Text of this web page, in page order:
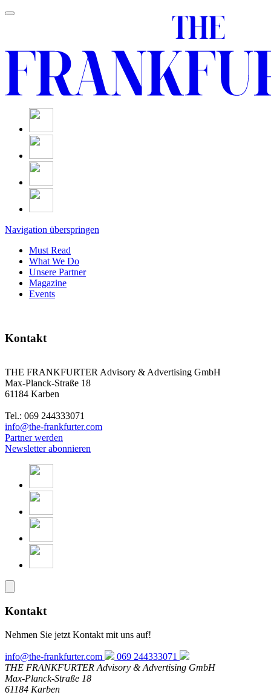
Navigation überspringen
Must Read
What We Do
Unsere Partner
Magazine
Events
Kontakt
THE FRANKFURTER Advisory & Advertising GmbH
Max-Planck-Straße 18
61184 Karben
Tel.: 069 244333071
info@the-frankfurter.com
Partner werden
Newsletter abonnieren
Kontakt
Nehmen Sie jetzt Kontakt mit uns auf!
info@the-frankfurter.com
069 244333071
THE FRANKFURTER Advisory & Advertising GmbH
Max-Planck-Straße 18
61184 Karben